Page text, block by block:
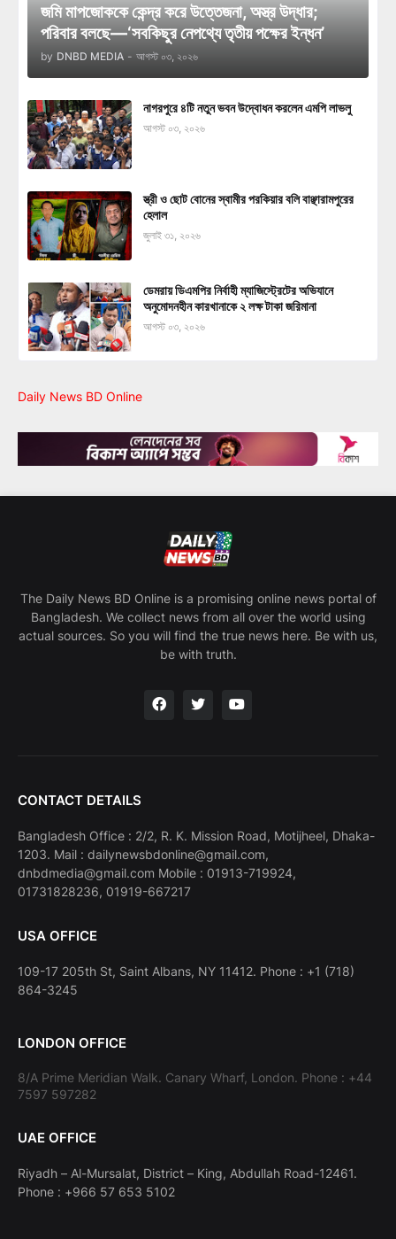
জমি মাপজোককে কেন্দ্র করে উত্তেজনা, অস্ত্র উদ্ধার;
পরিবার বলছে—‘সবকিছুর নেপথ্যে তৃতীয় পক্ষের ইন্ধন’
by DNBD MEDIA - আগস্ট ০৩, ২০২৬
নাগরপুরে ৪টি নতুন ভবন উদ্বোধন করলেন এমপি লাভলু
আগস্ট ০৩, ২০২৬
স্ত্রী ও ছোট বোনের স্বামীর পরকিয়ার বলি বাঞ্ছারামপুরের
হেলাল
জুলাই ৩১, ২০২৬
ডেমরায় ডিএমপির নির্বাহী ম্যাজিস্ট্রেটের অভিযানে
অনুমোদনহীন কারখানাকে ২ লক্ষ টাকা জরিমানা
আগস্ট ০৩, ২০২৬
Daily News BD Online
The Daily News BD Online is a promising online news portal of
Bangladesh. We collect news from all over the world using
actual sources. So you will find the true news here. Be with us,
be with truth.
CONTACT DETAILS
Bangladesh Office : 2/2, R. K. Mission Road, Motijheel, Dhaka-
1203. Mail : dailynewsbdonline@gmail.com,
dnbdmedia@gmail.com Mobile : 01913-719924,
01731828236, 01919-667217
USA OFFICE
109-17 205th St, Saint Albans, NY 11412. Phone : +1 (718)
864-3245
LONDON OFFICE
8/A Prime Meridian Walk. Canary Wharf, London. Phone : +44
7597 597282
UAE OFFICE
Riyadh – Al-Mursalat, District – King, Abdullah Road-12461.
Phone : +966 57 653 5102